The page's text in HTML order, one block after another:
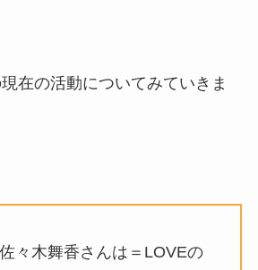
在の活動についてみていきま
々木舞香さんは＝LOVEの